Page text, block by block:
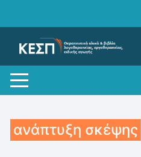
ανάπτυξη σκέψης